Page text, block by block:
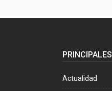
PRINCIPALES
Actualidad